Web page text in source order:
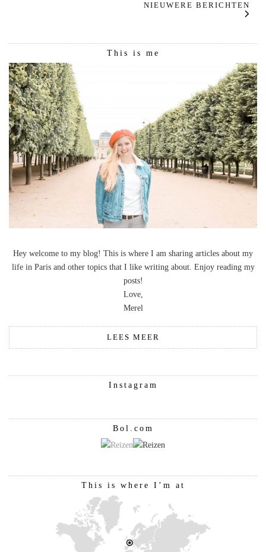
NIEUWERE BERICHTEN
This is me
Hey welcome to my blog! This is where I am sharing articles about my
life in Paris and other topics that I like writing about. Enjoy reading my
posts!
Love,
Merel
LEES MEER
Instagram
Bol.com
This is where I’m at